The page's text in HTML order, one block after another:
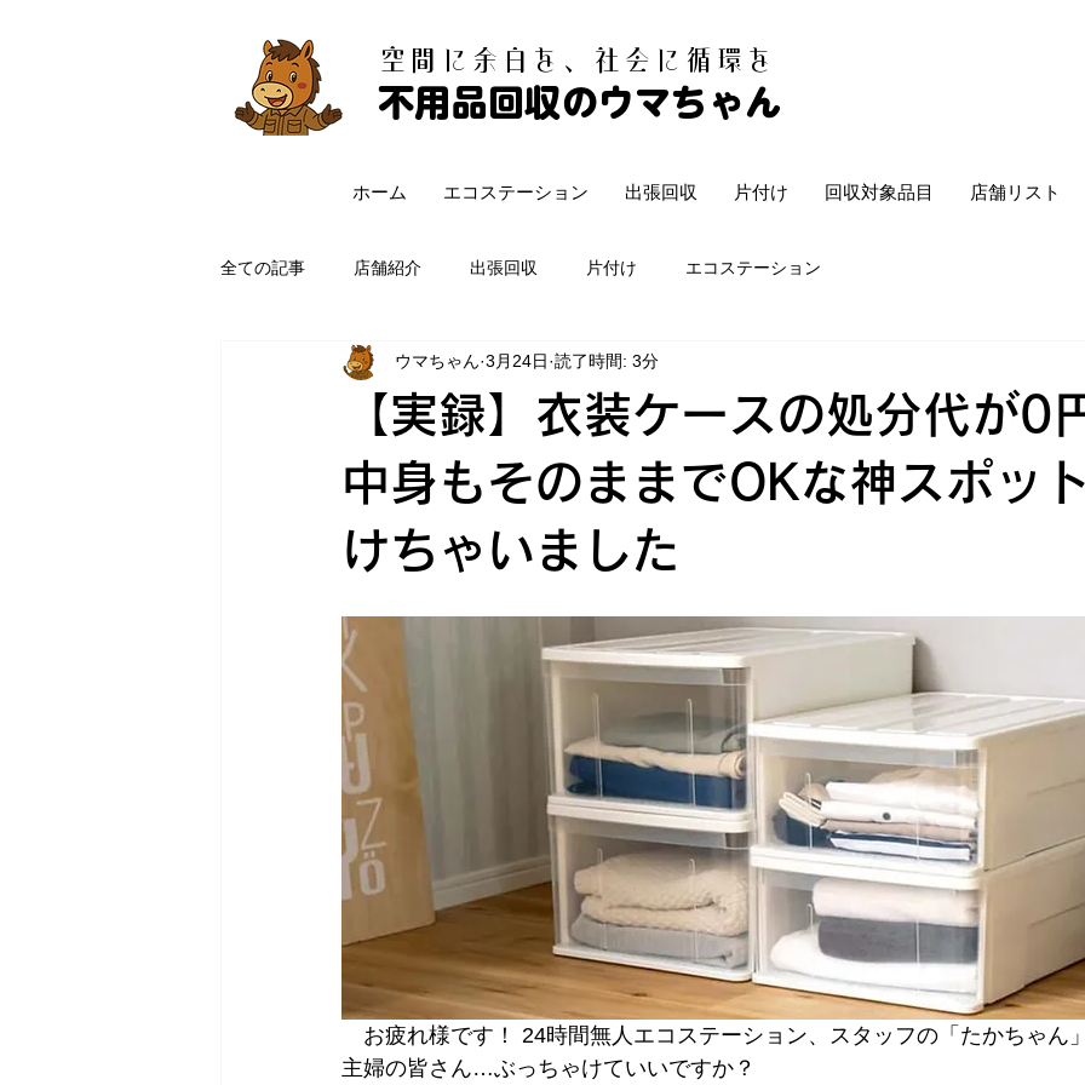
​空間に余白を、社会に循環を
不用品回収のウマちゃん
ホーム エコステーション 出張回収 片付け 回収対象品目 店舗リスト
全ての記事 店舗紹介 出張回収 片付け エコステーション
【実録】衣装ケースの処分代が0
中身もそのままでOKな神スポッ
けちゃいました
ウマちゃん 3月24日 読了時間: 3分
お疲れ様です！ 24時間無人エコステーション、スタッフの「たかちゃん
主婦の皆さん…ぶっちゃけていいですか？